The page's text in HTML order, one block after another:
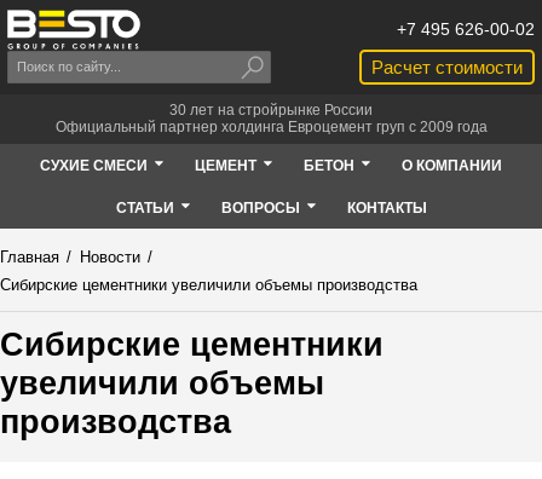
Расчет стоимости
+7 495 626-00-02
30 лет на стройрынке России
Официальный партнер холдинга Евроцемент груп с 2009 года
СУХИЕ СМЕСИ ЦЕМЕНТ БЕТОН О КОМПАНИИ
СТАТЬИ ВОПРОСЫ КОНТАКТЫ
Главная / Новости /
Сибирские цементники увеличили объемы производства
Сибирские цементники
увеличили объемы
производства